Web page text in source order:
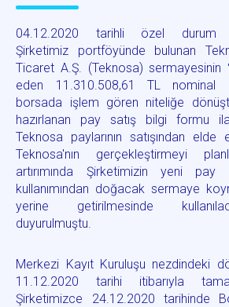
04.12.2020 tarihli özel durum
Şirketimiz portföyünde bulunan
Ticaret A.Ş. (Teknosa) sermayesinin
eden 11.310.508,61 TL nominal
borsada işlem gören niteliğe
hazırlanan pay satış bilgi formu
Teknosa paylarının satışından
Teknosa'nın gerçekleştirmeyi
artırımında Şirketimizin yeni pay
kullanımından doğacak sermaye
yerine getirilmesinde
duyurulmuştu.
Merkezi Kayıt Kuruluşu nezdindeki
11.12.2020 tarihi itibarıyla
Şirketimizce 24.12.2020 tarihinde